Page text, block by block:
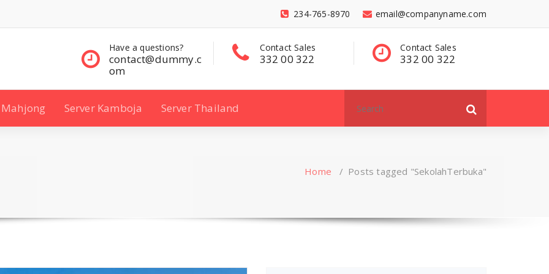
email@companyname.com
234-765-8970
Contact Sales
332 00 322
Contact Sales
332 00 322
Have a questions?
contact@dummy
Mahjong Server Kamboja Server Thailand
for:
Home / Posts tagged "SekolahTerbuka"